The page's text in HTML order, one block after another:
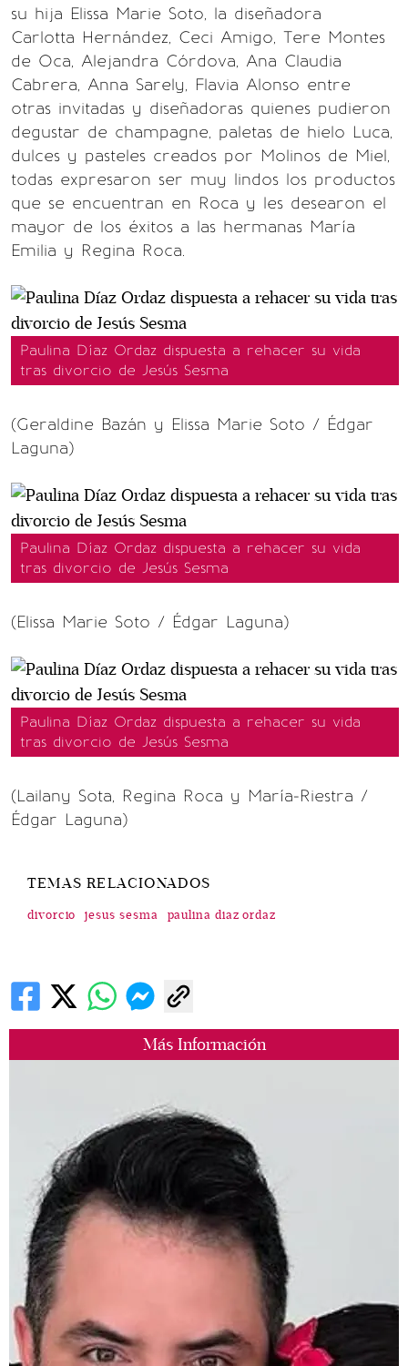
Más Información
su hija Elissa Marie Soto, la diseñadora
Carlotta Hernández, Ceci Amigo, Tere Montes
de Oca, Alejandra Córdova, Ana Claudia
Cabrera, Anna Sarely, Flavia Alonso entre
otras invitadas y diseñadoras quienes pudieron
degustar de champagne, paletas de hielo Luca,
dulces y pasteles creados por Molinos de Miel,
todas expresaron ser muy lindos los productos
que se encuentran en Roca y les desearon el
mayor de los éxitos a las hermanas María
Emilia y Regina Roca.
Paulina Díaz Ordaz dispuesta a rehacer su vida
tras divorcio de Jesús Sesma
(Geraldine Bazán y Elissa Marie Soto / Édgar
Laguna)
Paulina Díaz Ordaz dispuesta a rehacer su vida
tras divorcio de Jesús Sesma
(Elissa Marie Soto / Édgar Laguna)
Paulina Díaz Ordaz dispuesta a rehacer su vida
tras divorcio de Jesús Sesma
(Lailany Sota, Regina Roca y María-Riestra /
Édgar Laguna)
TEMAS RELACIONADOS
divorcio jesus sesma paulina diaz ordaz